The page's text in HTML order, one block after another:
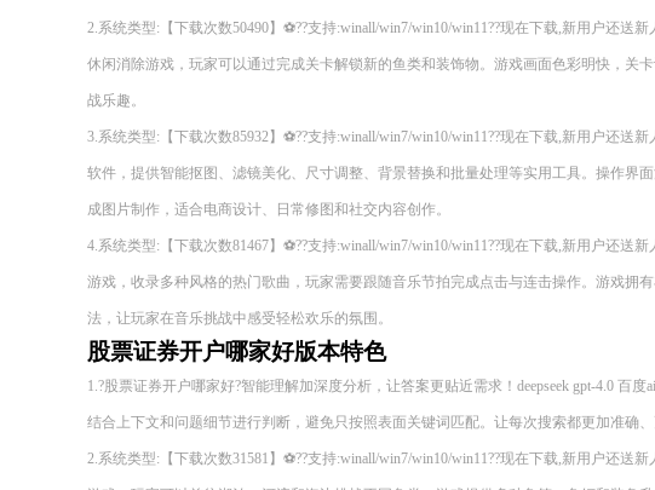
2.系统类型:【下载次数50490】⚽??支持:winall/win7/win10/win11??现在下载,新用户还送
休闲消除游戏，玩家可以通过完成关卡解锁新的鱼类和装饰物。游戏画面色彩明快，关
战乐趣。
3.系统类型:【下载次数85932】⚽??支持:winall/win7/win10/win11??现在下载,新用户还送
软件，提供智能抠图、滤镜美化、尺寸调整、背景替换和批量处理等实用工具。操作界
成图片制作，适合电商设计、日常修图和社交内容创作。
4.系统类型:【下载次数81467】⚽??支持:winall/win7/win10/win11??现在下载,新用户还送
游戏，收录多种风格的热门歌曲，玩家需要跟随音乐节拍完成点击与连击操作。游戏拥
法，让玩家在音乐挑战中感受轻松欢乐的氛围。
股票证券开户哪家好版本特色
1.?股票证券开户哪家好?智能理解加深度分析，让答案更贴近需求！deepseek gpt-4.0 百
结合上下文和问题细节进行判断，避免只按照表面关键词匹配。让每次搜索都更加准确、
2.系统类型:【下载次数31581】⚽??支持:winall/win7/win10/win11??现在下载,新用户还送